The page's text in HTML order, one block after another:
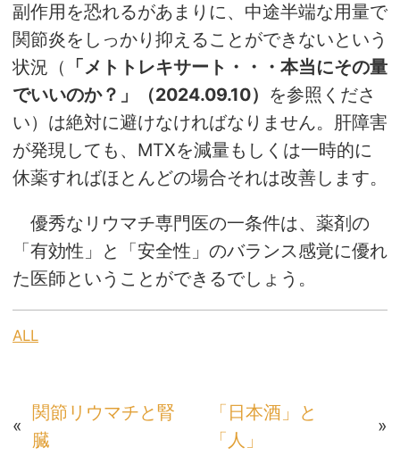
副作用を恐れるがあまりに、中途半端な用量で
関節炎をしっかり抑えることができないという
状況（
「メトトレキサート・・・本当にその量
でいいのか？」（2024.09.10） を参照くださ
い）は絶対に避けなければなりません。肝障害
が発現しても、MTXを減量もしくは一時的に
休薬すればほとんどの場合それは改善します。
優秀なリウマチ専門医の一条件は、薬剤の
「有効性」と「安全性」のバランス感覚に優れ
た医師ということができるでしょう。
ALL
«
関節リウマチと腎
臓
「日本酒」と
「人」
»